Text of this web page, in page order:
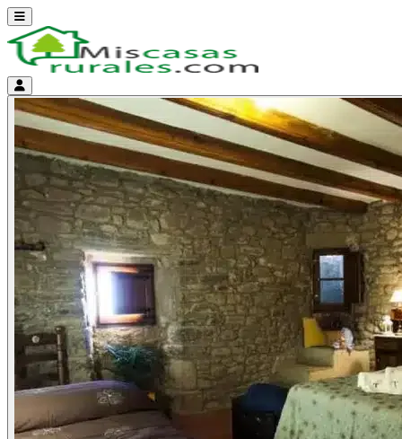
Abrir menú
Menú de cuenta